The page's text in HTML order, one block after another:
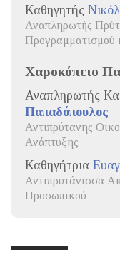
Καθηγητής
Αναπληρωτής
Προγραμματισμού
Χαροκόπειο
Αναπληρωτής
Παπαδόπουλος
Αντιπρύτανης
Ανάπτυξης
Καθηγήτρια
Αντιπρυτάνισσα
Προσωπικού